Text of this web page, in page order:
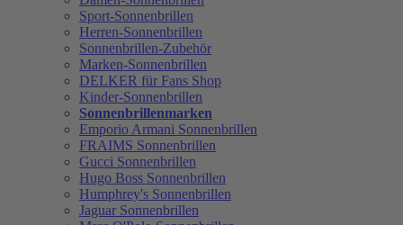
Sport-Sonnenbrillen
Herren-Sonnenbrillen
Sonnenbrillen-Zubehör
Marken-Sonnenbrillen
DELKER für Fans Shop
Kinder-Sonnenbrillen
Sonnenbrillenmarken
Emporio Armani Sonnenbrillen
FRAIMS Sonnenbrillen
Gucci Sonnenbrillen
Hugo Boss Sonnenbrillen
Humphrey's Sonnenbrillen
Jaguar Sonnenbrillen